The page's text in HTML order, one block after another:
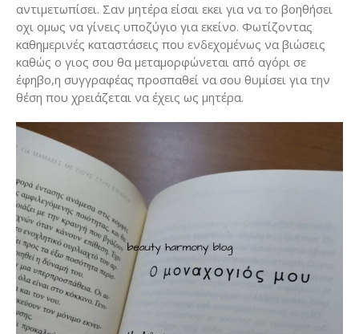
αντιμετωπίσει. Σαν μητέρα είσαι εκει για να το βοηθήσει
οχι ομως να γίνεις υποζύγιο για εκείνο. Φωτίζοντας
καθημερινές καταστάσεις που ενδεχομένως να βιώσεις
καθώς ο γιος σου θα μεταμορφώνεται από αγόρι σε
έφηβο,η συγγραφέας προσπαθεί να σου θυμίσει για την
θέση που χρειάζεται να έχεις ως μητέρα.